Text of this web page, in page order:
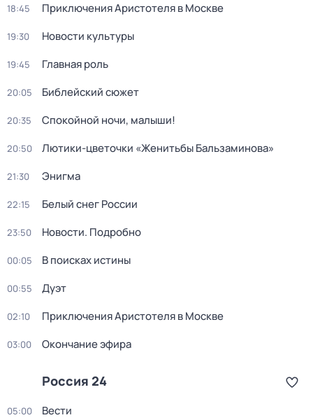
18:45 Приключения Аристотеля в Москве
19:30 Новости культуры
19:45 Главная роль
20:05 Библейский сюжет
20:35 Спокойной ночи, малыши!
20:50 Лютики-цветочки «Женитьбы Бальзаминова»
21:30 Энигма
22:15 Белый снег России
23:50 Новости. Подробно
00:05 В поисках истины
00:55 Дуэт
02:10 Приключения Аристотеля в Москве
03:00 Окончание эфира
Россия 24
05:00 Вести